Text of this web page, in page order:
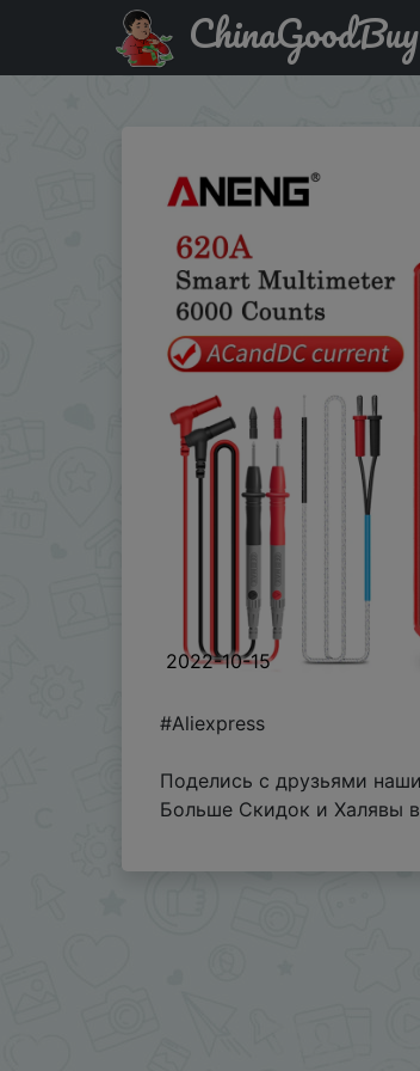
Купити по знижці ANENG1001 ANENG
ChinaGoodBuy
2022-10-15
#Aliexpress
Поделись с друзьями
Больше Скидок и Халявы